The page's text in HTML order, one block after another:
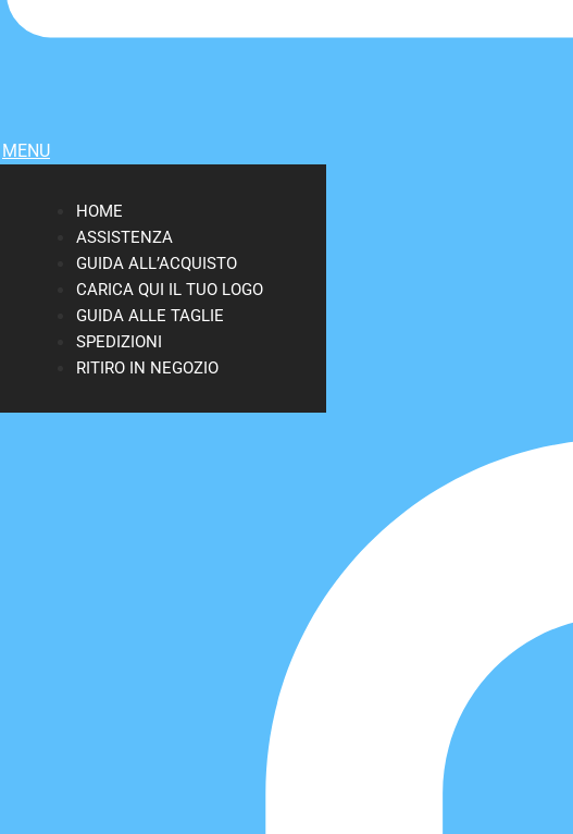
MENU
HOME
ASSISTENZA
GUIDA ALL’ACQUISTO
CARICA QUI IL TUO LOGO
GUIDA ALLE TAGLIE
SPEDIZIONI
RITIRO IN NEGOZIO